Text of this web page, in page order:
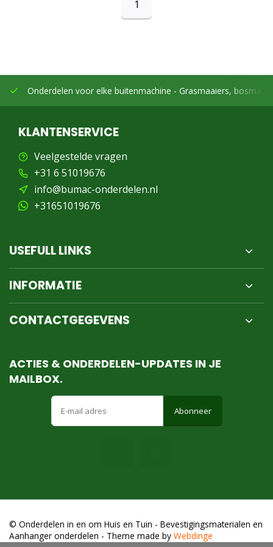
1
Onderdelen voor elke buitenmachine - Grasmaaiers,
KLANTENSERVICE
Veelgestelde vragen
+31 6 51019676
info@bumac-onderdelen.nl
+31651019676
USEFULL LINKS
INFORMATIE
CONTACTGEGEVENS
ACTIES & ONDERDELEN-UPDATES IN JE
MAILBOX.
Abonneer
© Onderdelen in en om Huis en Tuin - Bevestigingsmaterialen en
Aanhanger onderdelen - Theme made by Webdinge